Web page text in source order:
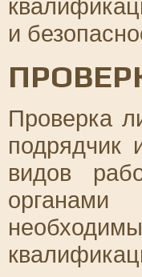
и
Проверка
подрядчик
видов
органами